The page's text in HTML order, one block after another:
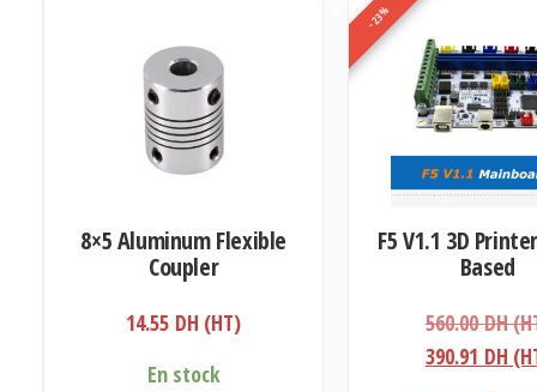
8×5 Aluminum Flexible
Coupler
14.55 DH (HT)
En stock
-23%
F5 V1.1 3D
Based
560.00DH
390.91 DH